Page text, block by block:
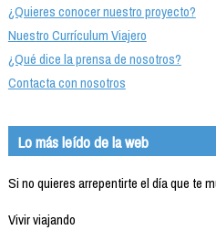
¿Quieres conocer nuestro proyecto?
Nuestro Currículum Viajero
¿Qué dice la prensa de nosotros?
Contacta con nosotros
Lo más leído de la web
Si no quieres arrepentirte el día que te
Vivir viajando